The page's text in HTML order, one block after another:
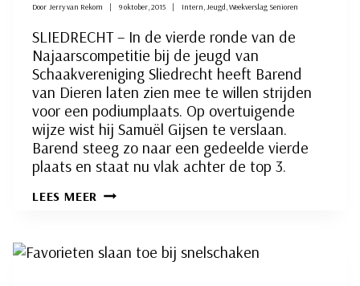
Door Jerry van Rekom 9 oktober, 2015 Intern,Jeugd,Weekverslag Senioren
SLIEDRECHT – In de vierde ronde van de
Najaarscompetitie bij de jeugd van
Schaakvereniging Sliedrecht heeft Barend
van Dieren laten zien mee te willen strijden
voor een podiumplaats. Op overtuigende
wijze wist hij Samuël Gijsen te verslaan.
Barend steeg zo naar een gedeelde vierde
plaats en staat nu vlak achter de top 3.
LEES MEER BAREND
VORM